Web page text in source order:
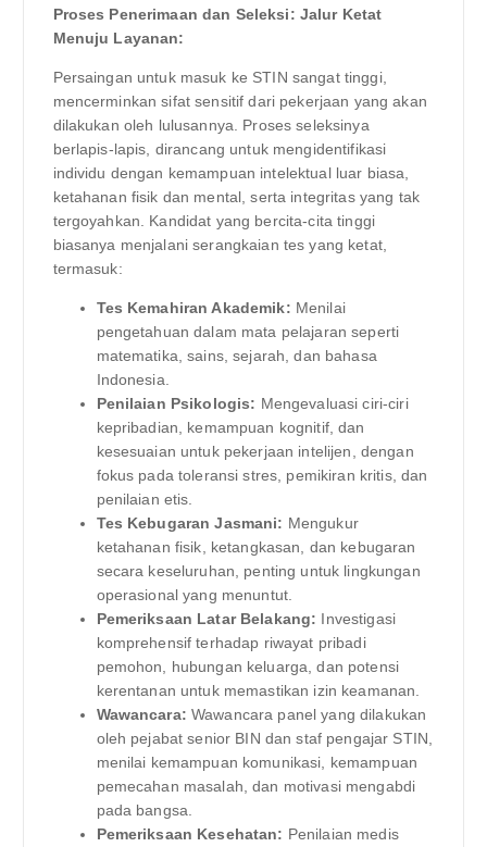
Proses Penerimaan dan Seleksi: Jalur Ketat
Menuju Layanan:
Persaingan untuk masuk ke STIN sangat tinggi,
mencerminkan sifat sensitif dari pekerjaan yang akan
dilakukan oleh lulusannya. Proses seleksinya
berlapis-lapis, dirancang untuk mengidentifikasi
individu dengan kemampuan intelektual luar biasa,
ketahanan fisik dan mental, serta integritas yang tak
tergoyahkan. Kandidat yang bercita-cita tinggi
biasanya menjalani serangkaian tes yang ketat,
termasuk:
Tes Kemahiran Akademik: Menilai
pengetahuan dalam mata pelajaran seperti
matematika, sains, sejarah, dan bahasa
Indonesia.
Penilaian Psikologis: Mengevaluasi ciri-ciri
kepribadian, kemampuan kognitif, dan
kesesuaian untuk pekerjaan intelijen, dengan
fokus pada toleransi stres, pemikiran kritis, dan
penilaian etis.
Tes Kebugaran Jasmani: Mengukur
ketahanan fisik, ketangkasan, dan kebugaran
secara keseluruhan, penting untuk lingkungan
operasional yang menuntut.
Pemeriksaan Latar Belakang: Investigasi
komprehensif terhadap riwayat pribadi
pemohon, hubungan keluarga, dan potensi
kerentanan untuk memastikan izin keamanan.
Wawancara: Wawancara panel yang dilakukan
oleh pejabat senior BIN dan staf pengajar STIN,
menilai kemampuan komunikasi, kemampuan
pemecahan masalah, dan motivasi mengabdi
pada bangsa.
Pemeriksaan Kesehatan: Penilaian medis